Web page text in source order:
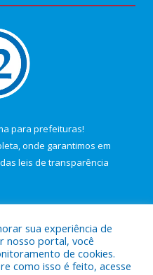
para prefeituras!
onde garantimos em
leis de transparência
sua experiência de
nosso portal, você
de cookies.
como isso é feito, acesse